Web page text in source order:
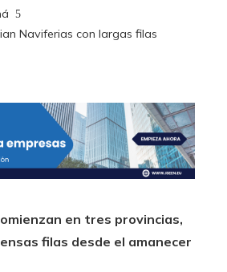
Naviferias con largas filas
en tres provincias,
filas desde el amanecer